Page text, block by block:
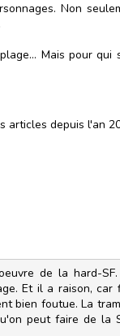
Non
Mais pour
depuis l'an
de la hard-
Et il a raison,
bien foutue. La
peut faire de la